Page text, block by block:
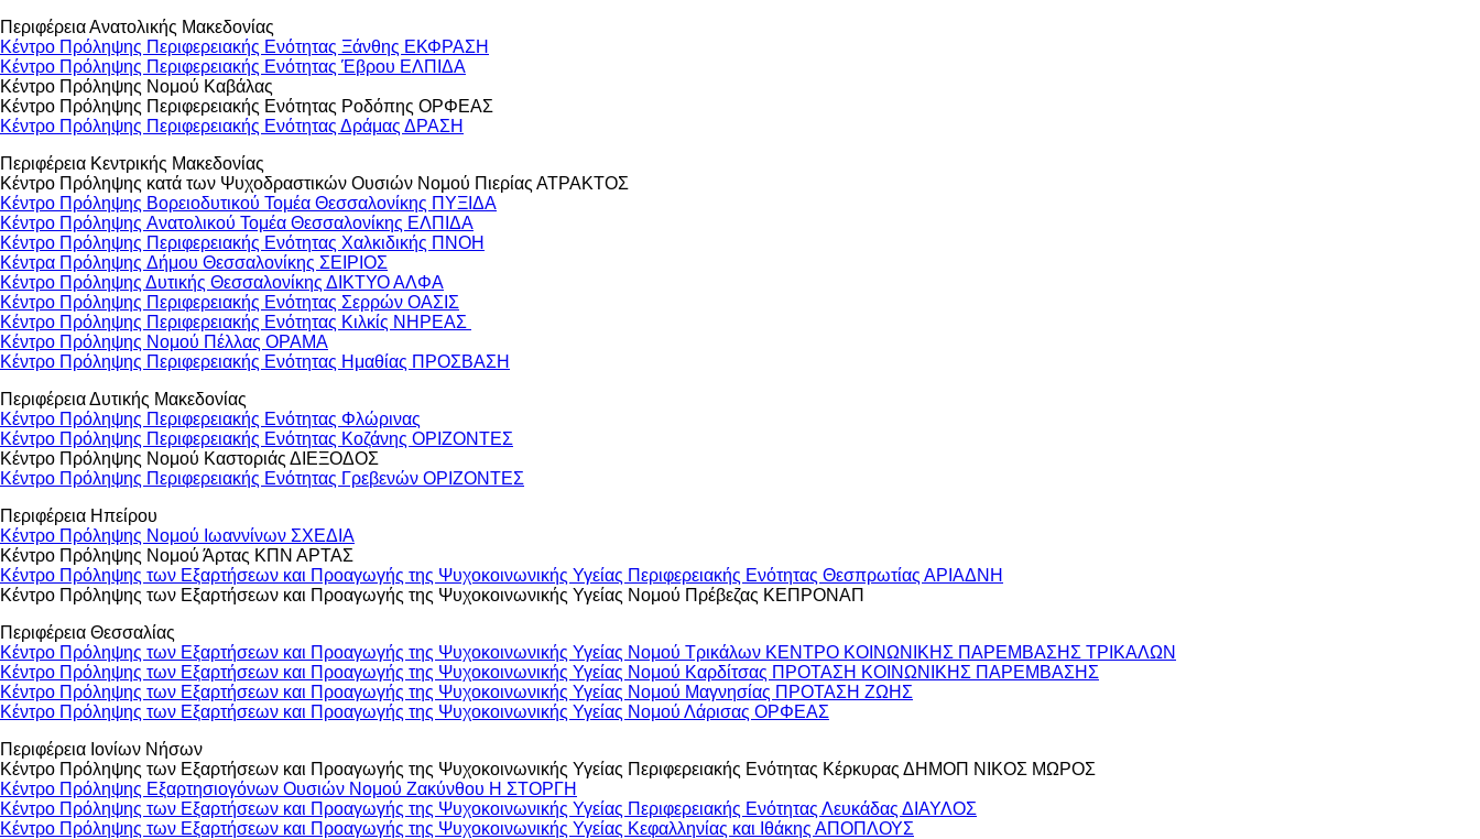
Περιφέρεια Ανατολικής Μακεδονίας
Κέντρο Πρόληψης Περιφερειακής Ενότητας Ξάνθης ΕΚΦΡΑΣΗ
Κέντρο Πρόληψης Περιφερειακής Ενότητας Έβρου ΕΛΠΙΔΑ
Κέντρο Πρόληψης Νομού Καβάλας
Κέντρο Πρόληψης Περιφερειακής Ενότητας Ροδόπης ΟΡΦΕΑΣ
Κέντρο Πρόληψης Περιφερειακής Ενότητας Δράμας ΔΡΑΣΗ
Περιφέρεια Κεντρικής Μακεδονίας
Κέντρο Πρόληψης κατά των Ψυχοδραστικών Ουσιών Νομού Πιερίας ΑΤΡΑΚΤΟΣ
Κέντρο Πρόληψης Βορειοδυτικού Τομέα Θεσσαλονίκης ΠΥΞΙΔΑ
Κέντρο Πρόληψης Ανατολικού Τομέα Θεσσαλονίκης ΕΛΠΙΔΑ
Κέντρο Πρόληψης Περιφερειακής Ενότητας Χαλκιδικής ΠΝΟΗ
Κέντρα Πρόληψης Δήμου Θεσσαλονίκης ΣΕΙΡΙΟΣ
Κέντρο Πρόληψης Δυτικής Θεσσαλονίκης ΔΙΚΤΥΟ ΑΛΦΑ
Κέντρο Πρόληψης Περιφερειακής Ενότητας Σερρών ΟΑΣΙΣ
Κέντρο Πρόληψης Περιφερειακής Ενότητας Κιλκίς ΝΗΡΕΑΣ
Κέντρο Πρόληψης Νομού Πέλλας ΟΡΑΜΑ
Κέντρο Πρόληψης Περιφερειακής Ενότητας Ημαθίας ΠΡΟΣΒΑΣΗ
Περιφέρεια Δυτικής Μακεδονίας
Κέντρο Πρόληψης Περιφερειακής Ενότητας Φλώρινας
Κέντρο Πρόληψης Περιφερειακής Ενότητας Κοζάνης ΟΡΙΖΟΝΤΕΣ
Κέντρο Πρόληψης Νομού Καστοριάς ΔΙΕΞΟΔΟΣ
Κέντρο Πρόληψης Περιφερειακής Ενότητας Γρεβενών ΟΡΙΖΟΝΤΕΣ
Περιφέρεια Ηπείρου
Κέντρο Πρόληψης Νομού Ιωαννίνων ΣΧΕΔΙΑ
Κέντρο Πρόληψης Νομού Άρτας ΚΠΝ ΑΡΤΑΣ
Κέντρο Πρόληψης των Εξαρτήσεων και Προαγωγής της Ψυχοκοινωνικής Υγείας Περιφερειακής Ενότητας Θεσπρωτίας ΑΡΙΑΔΝΗ
Κέντρο Πρόληψης των Εξαρτήσεων και Προαγωγής της Ψυχοκοινωνικής Υγείας Νομού Πρέβεζας ΚΕΠΡΟΝΑΠ
Περιφέρεια Θεσσαλίας
Κέντρο Πρόληψης των Εξαρτήσεων και Προαγωγής της Ψυχοκοινωνικής Υγείας Νομού Τρικάλων ΚΕΝΤΡΟ ΚΟΙΝΩΝΙΚΗΣ ΠΑΡΕΜΒΑΣΗΣ ΤΡΙΚΑΛΩΝ
Κέντρο Πρόληψης των Εξαρτήσεων και Προαγωγής της Ψυχοκοινωνικής Υγείας Νομού Καρδίτσας ΠΡΟΤΑΣΗ ΚΟΙΝΩΝΙΚΗΣ ΠΑΡΕΜΒΑΣΗΣ
Κέντρο Πρόληψης των Εξαρτήσεων και Προαγωγής της Ψυχοκοινωνικής Υγείας Νομού Μαγνησίας ΠΡΟΤΑΣΗ ΖΩΗΣ
Κέντρο Πρόληψης των Εξαρτήσεων και Προαγωγής της Ψυχοκοινωνικής Υγείας Νομού Λάρισας ΟΡΦΕΑΣ
Περιφέρεια Ιονίων Νήσων
Κέντρο Πρόληψης των Εξαρτήσεων και Προαγωγής της Ψυχοκοινωνικής Υγείας Περιφερειακής Ενότητας Κέρκυρας ΔΗΜΟΠ ΝΙΚΟΣ ΜΩΡΟΣ
Κέντρο Πρόληψης Εξαρτησιογόνων Ουσιών Νομού Ζακύνθου Η ΣΤΟΡΓΗ
Κέντρο Πρόληψης των Εξαρτήσεων και Προαγωγής της Ψυχοκοινωνικής Υγείας Περιφερειακής Ενότητας Λευκάδας ΔΙΑΥΛΟΣ
Κέντρο Πρόληψης των Εξαρτήσεων και Προαγωγής της Ψυχοκοινωνικής Υγείας Κεφαλληνίας και Ιθάκης ΑΠΟΠΛΟΥΣ